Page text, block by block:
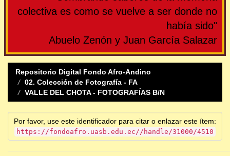
colectiva es como se vuelve a ser donde no
había sido"
Abuelo Zenón y Juan García Salazar
Repositorio Digital Fondo Afro-Andino
02. Colección de Fotografía - FA
VALLE DEL CHOTA - FOTOGRAFÍAS B/N
Por favor, use este identificador para citar o enlazar este ítem:
https://fondoafro.uasb.edu.ec//handle/31000/4510